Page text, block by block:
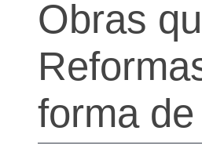
Obras
forma de